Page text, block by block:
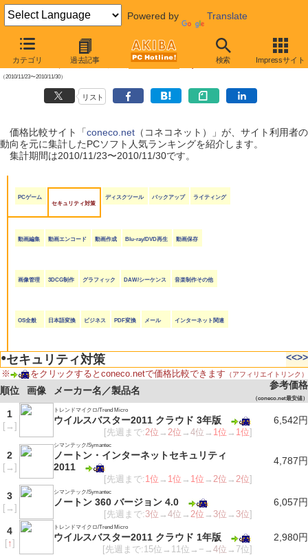
Powered by Translate
カテゴリ 過去記事 検索 Impressサイト
【 2010年12月4日号 】
coneco.net人気ランキング（ソフト編）
（2010/11/23〜2010/11/30）
リスト
価格比較サイト「coneco.net（コネコネット）」が、サイト利用者の
動向を元に集計したPCソフト人気ランキングを紹介します。
集計期間は2010/11/23〜2010/11/30です。
PCゲーム
セキュリティ対策
ディスクツール バックアップ ライティング
動画編集 動画エンコード 動画作成 Blu-ray/DVD再生 動画保存
画像管理 3DCG制作 グラフィック DAW/シーケンス 音楽制作その他
OS全般 日本語変換 ビジネス PDF変換 メール インターネット関連
●セキュリティ対策 <<>>
※ をクリックするとconeco.netで価格比較できます （アフィリエイトリンク）
順位 画像 メーカー名／製品名 参考価格
（coneco.net最安値）
1
[→ ]
トレンドマイクロ/Trend Micro
ウイルスバスター2011 クラウド 3年版
[先週まで:2位 →2位 →4位 → 1位 → 1位]
6,542円
2
[→ ]
シマンテック/Symantec
ノートン・インターネットセキュリティ
2011
[先週まで:1位 → 1位 → 1位 →2位 →2位]
4,787円
3
[→ ]
シマンテック/Symantec
ノートン 360 バージョン 4.0
[先週まで:3位 →4位 →2位 → 3位 → 3位]
6,057円
4
[↑]
トレンドマイクロ/Trend Micro
ウイルスバスター2011 クラウド 1年版
[先週まで:15位→11位→−→4位 →7位]
2,980円